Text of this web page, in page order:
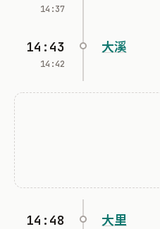
14:37
14:43
14:42
大溪
14:48 大里